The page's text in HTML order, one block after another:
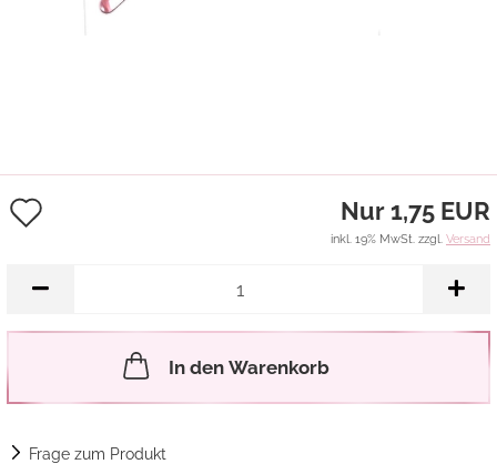
Merkzettel
Nur 1,75 EUR
inkl. 19% MwSt. zzgl. Versand
In den Warenkorb
Frage zum Produkt